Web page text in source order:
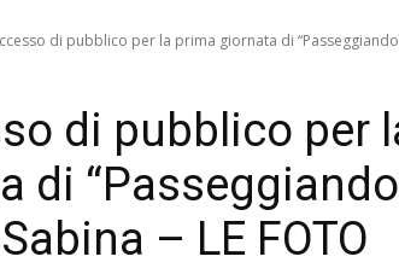
di pubblico per la prima giornata di “Passeggiando
di pubblico per
di
– LE FOTO